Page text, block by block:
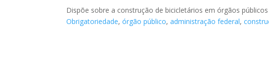
Dispõe sobre a construção de bicicletários em órgãos
Obrigatoriedade,órgão público,administração federal,